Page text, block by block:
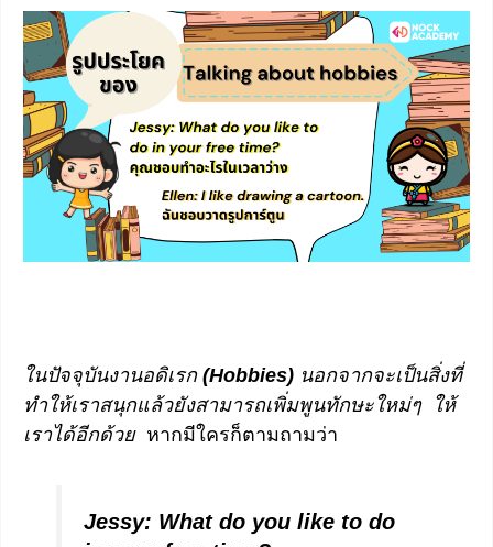
ในปัจจุบันงานอดิเรก (Hobbies) นอกจากจะเป็นสิ่งที่
ทำให้เราสนุกแล้วยังสามารถเพิ่มพูนทักษะใหม่ๆ ให้
เราได้อีกด้วย หากมีใครก็ตามถามว่า
Jessy: What do you like to do